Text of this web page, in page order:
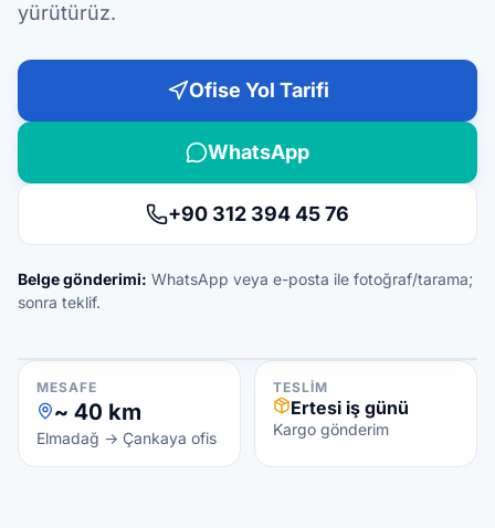
yürütürüz.
Ofise Yol Tarifi
WhatsApp
+90 312 394 45 76
Belge gönderimi: WhatsApp veya e-posta ile fotoğraf/tarama;
sonra teklif.
Elmadağ
MESAFE
~ 40 km
Elmadağ → Çankaya ofis
TESLIM
Ertesi iş günü
Kargo gönderim